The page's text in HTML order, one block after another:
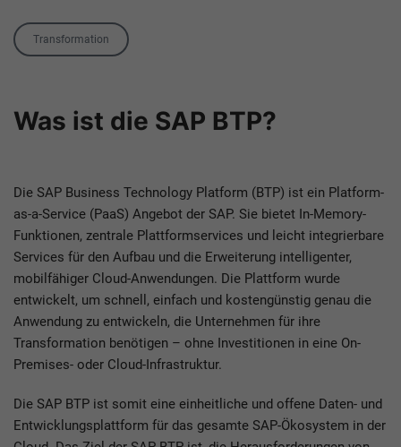
TagTransformation
Was ist die SAP BTP?
Die SAP Business Technology Platform (BTP) ist ein Platform-
as-a-Service (PaaS) Angebot der SAP. Sie bietet In-Memory-
Funktionen, zentrale Plattformservices und leicht integrierbare
Services für den Aufbau und die Erweiterung intelligenter,
mobilfähiger Cloud-Anwendungen. Die Plattform wurde
entwickelt, um schnell, einfach und kostengünstig genau die
Anwendung zu entwickeln, die Unternehmen für ihre
Transformation benötigen – ohne Investitionen in eine On-
Premises- oder Cloud-Infrastruktur.
Die SAP BTP ist somit eine einheitliche und offene Daten- und
Entwicklungsplattform für das gesamte SAP-Ökosystem in der